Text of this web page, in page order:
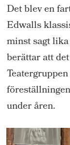
Det blev en
Edwalls
minst sagt
berättar att
under åren.